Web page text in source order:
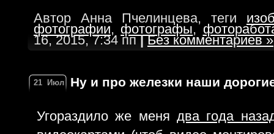
Автор Анна Пчелинцева, теги
фотографии, фотографы,
16, 2015, 7:34 пп| Без комментариев »
21 Июл Ну и про железки наши
Угораздило же меня два года